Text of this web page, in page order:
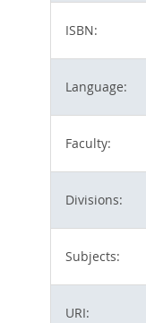
ISBN:
Language:
Faculty:
Divisions:
Subjects:
URI: